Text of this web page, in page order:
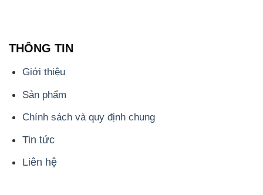
THÔNG TIN
Giới thiệu
Sản phẩm
Chính sách và quy định chung
Tin tức
Liên hệ